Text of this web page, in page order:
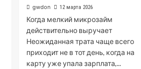
советы
для
новичков
gwdon 12 марта 2026
Когда мелкий микрозайм
действительно выручает
Неожиданная трата чаще всего
приходит не в тот день, когда на
карту уже упала зарплата,...